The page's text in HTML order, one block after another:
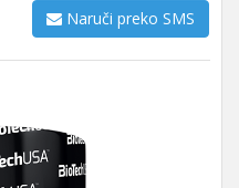
Naruči preko SMS